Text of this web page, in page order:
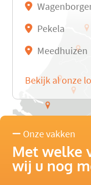
Pekela
Meedhuizen
Bekijk al onze
Onze vakken
Met welke
wij u nog